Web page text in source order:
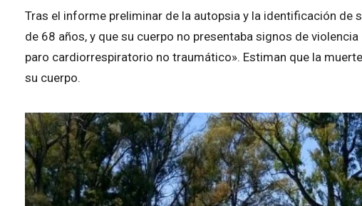
Tras el informe preliminar de la autopsia y la identificación de
de 68 años, y que su cuerpo no presentaba signos de
paro cardiorrespiratorio no traumático». Estiman que la
su cuerpo.